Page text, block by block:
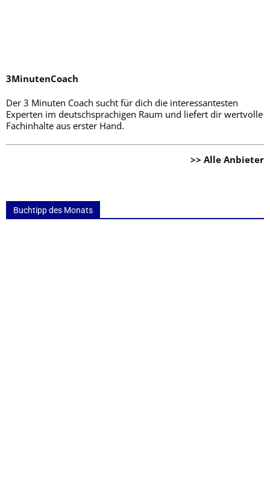
3MinutenCoach
Der 3 Minuten Coach sucht für dich die interessantesten
Experten im deutschsprachigen Raum und liefert dir wertvolle
Fachinhalte aus erster Hand.
>> Alle Anbieter
Buchtipp des Monats